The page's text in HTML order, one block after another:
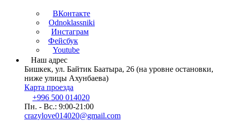
ВКонтакте
Odnoklassniki
Инстаграм
Фейсбук
Youtube
Наш адрес
Бишкек, ул. Байтик Баатыра, 26 (на уровне остановки,
ниже улицы Ахунбаева)
Карта проезда
+996 500 014020
Пн. - Вс.: 9:00-21:00
crazylove014020@gmail.com